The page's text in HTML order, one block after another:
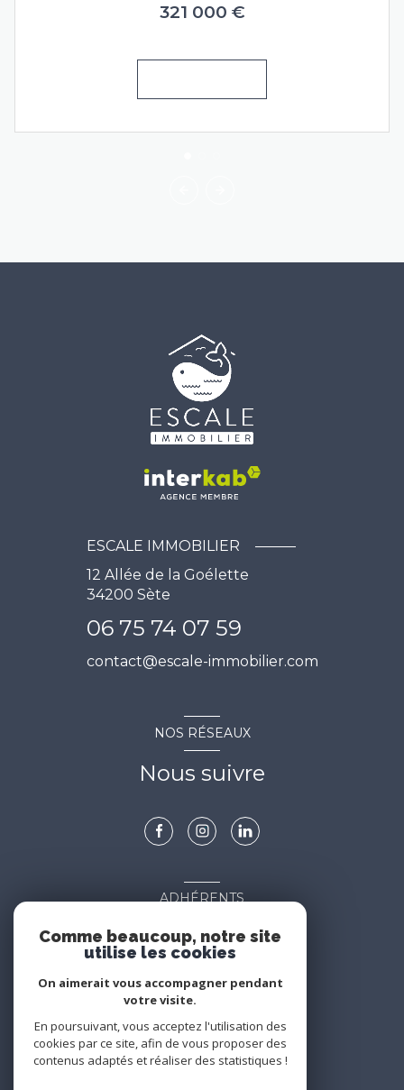
321 000 €
ESCALE IMMOBILIER
12 Allée de la Goélette
34200 Sète
06 75 74 07 59
contact@escale-immobilier.com
NOS RÉSEAUX
Nous suivre
ADHÉRENTS
Nous adhérons
Comme beaucoup, notre site
utilise les cookies
On aimerait vous accompagner pendant
votre visite.
En poursuivant, vous acceptez l'utilisation des
cookies par ce site, afin de vous proposer des
contenus adaptés et réaliser des statistiques !